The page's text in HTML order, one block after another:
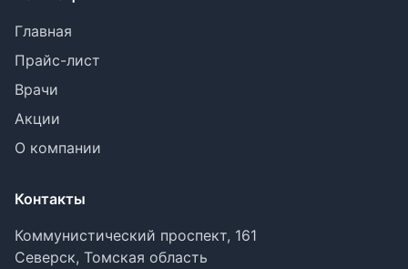
Главная
Прайс-лист
Врачи
Акции
О компании
Контакты
Коммунистический проспект, 161
Северск, Томская область